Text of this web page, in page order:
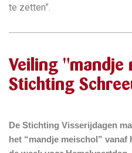
te zetten”.
Veiling "mandje
Stichting
De Stichting Visserijdagen
het “mandje meischol”